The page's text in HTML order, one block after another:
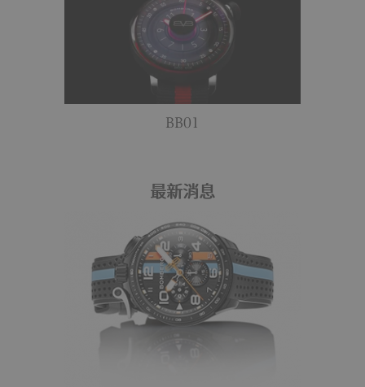
BB01
最新消息